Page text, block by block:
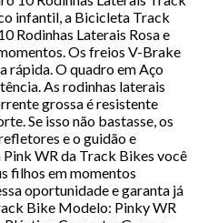
infantil, a Bicicleta Track
Rodinhas Laterais Rosa e
Os freios V-Brake
rápida. O quadro em Aço
As rodinhas laterais
grossa é resistente
Se isso não bastasse, os
e o guidão e
WR da Track Bikes você
filhos em momentos
oportunidade e garanta já
Bike Modelo: Pinky WR